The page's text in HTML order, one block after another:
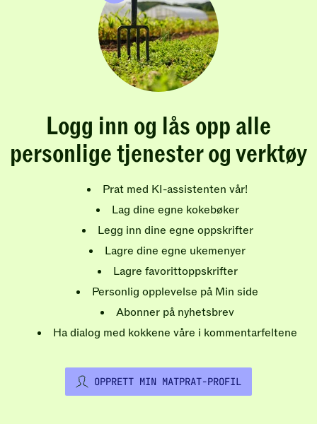
Logg inn og lås opp alle
personlige tjenester og verktøy
Prat med KI-assistenten vår!
Lag dine egne kokebøker
Legg inn dine egne oppskrifter
Lagre dine egne ukemenyer
Lagre favorittoppskrifter
Personlig opplevelse på Min side
Abonner på nyhetsbrev
Ha dialog med kokkene våre i kommentarfeltene
OPPRETT MIN MATPRAT-PROFIL